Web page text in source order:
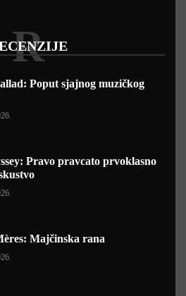
R
Poput sjajnog muzičkog
Pravo pravcato prvoklasno
Majčinska rana